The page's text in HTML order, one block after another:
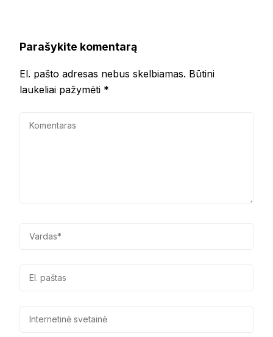
Parašykite komentarą
El. pašto adresas nebus skelbiamas. Būtini
laukeliai pažymėti *